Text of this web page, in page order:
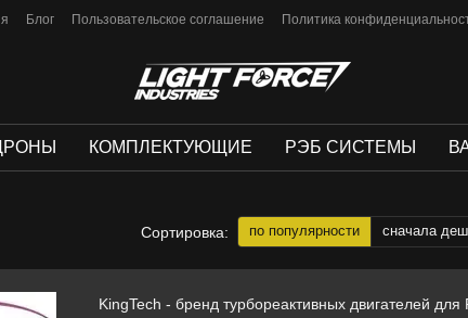
Блог Пользовательское соглашение Политика
КОМПЛЕКТУЮЩИЕ РЭБ СИСТЕМЫ
Сортировка: по популярности сначала
KingTech - бренд турбореактивных двигателей